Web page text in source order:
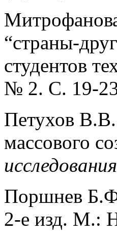
“страны-
студентов
№ 2. С. 19-
Петухов
массового
исследования
Поршнев
2-е изд. М.: